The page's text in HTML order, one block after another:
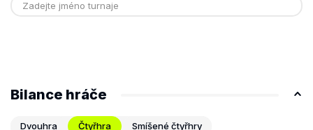
Bilance hráče
Dvouhra Čtyřhra Smíšené čtyřhry